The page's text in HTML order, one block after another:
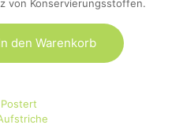
von Konservierungsstoffen.
den Warenkorb
Postert